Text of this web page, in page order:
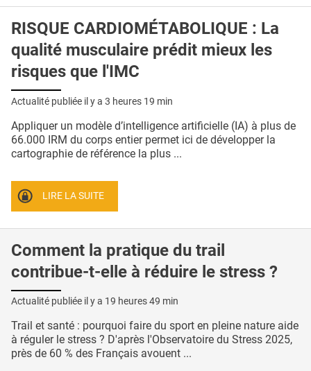
RISQUE CARDIOMÉTABOLIQUE : La
qualité musculaire prédit mieux les
risques que l'IMC
Actualité publiée il y a 3 heures 19 min
Appliquer un modèle d’intelligence artificielle (IA) à plus de
66.000 IRM du corps entier permet ici de développer la
cartographie de référence la plus ...
LIRE LA SUITE
Comment la pratique du trail
contribue-t-elle à réduire le stress ?
Actualité publiée il y a 19 heures 49 min
Trail et santé : pourquoi faire du sport en pleine nature aide
à réguler le stress ? D'après l'Observatoire du Stress 2025,
près de 60 % des Français avouent ...